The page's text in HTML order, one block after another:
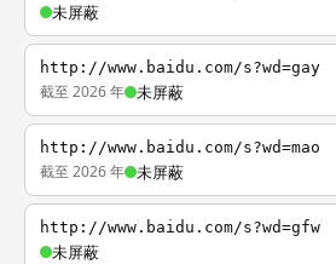
未屏蔽
http://www.baidu.com/s?wd=gay
截至 2026 年 未屏蔽
http://www.baidu.com/s?wd=mao
截至 2026 年 未屏蔽
http://www.baidu.com/s?wd=gfw
未屏蔽